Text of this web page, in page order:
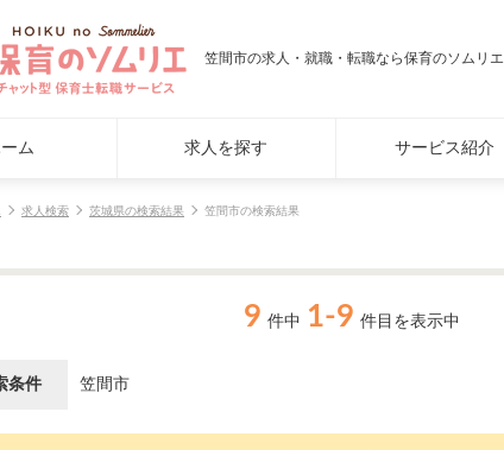
笠間市の求人・就職・転職なら保育のソムリエ
ム 求人を探す サービス紹介
求人検索 茨城県の検索結果 笠間市の検索結果
9 件中 1-9 件目を表示中
条件 笠間市